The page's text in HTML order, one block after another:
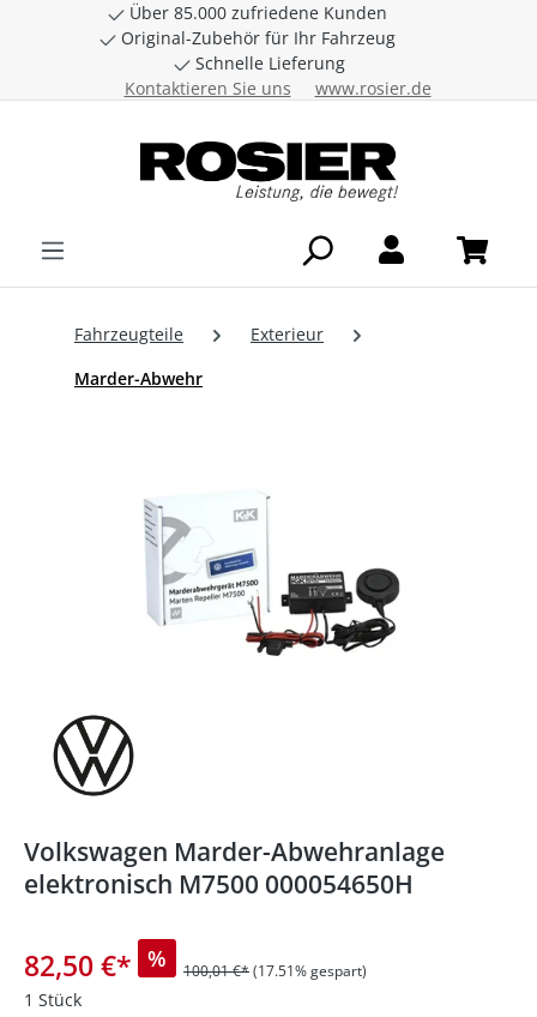
Zum Hauptinhalt springen
Über 85.000 zufriedene Kunden
Original-Zubehör für Ihr Fahrzeug
Schnelle Lieferung
Kontaktieren Sie uns
www.rosier.de
Fahrzeugteile
Exterieur
Marder-Abwehr
Volkswagen Marder-Abwehranlage
elektronisch M7500 000054650H
82,50 €* % 100,01 €*(17.51% gespart)
1 Stück